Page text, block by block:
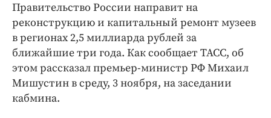
Блоги
Издания
Медиаперсона
Интересное чтиво
Клиника года
Правительство России направит на
реконструкцию и капитальный ремонт музеев
в регионах 2,5 миллиарда рублей за
ближайшие три года. Как сообщает ТАСС, об
этом рассказал премьер-министр РФ Михаил
Мишустин в среду, 3 ноября, на заседании
кабмина.